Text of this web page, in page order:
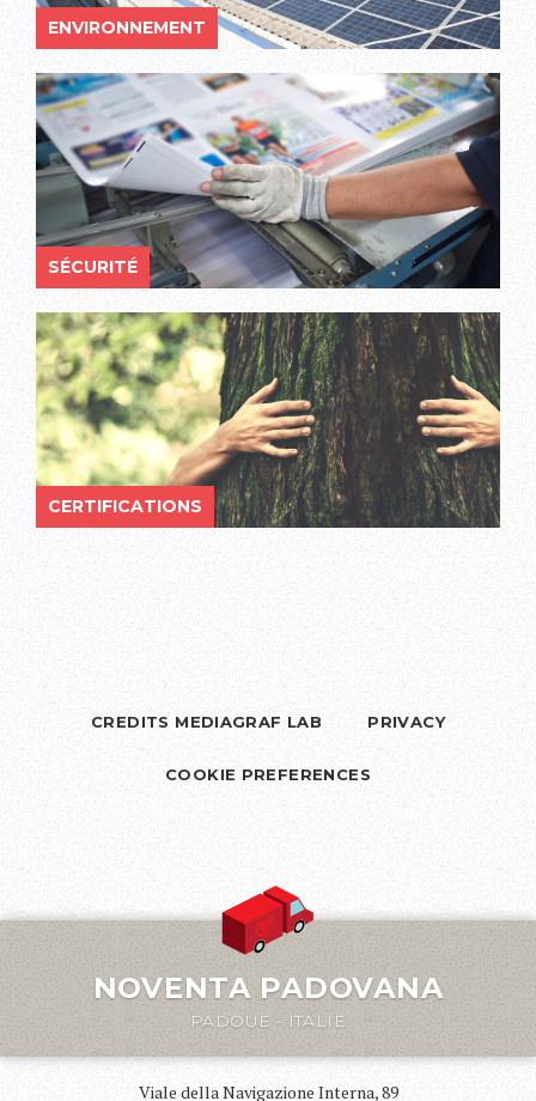
ENVIRONNEMENT
SÉCURITÉ
CERTIFICATIONS
CREDITS MEDIAGRAF LAB PRIVACY
COOKIE PREFERENCES
NOVENTA PADOVANA
PADOUE - ITALIE
Viale della Navigazione Interna, 89